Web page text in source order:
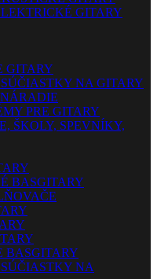
GITARY
GITARY
NA GITARY
PRE GITARY
ŠKOLY, SPEVNÍKY,
BASGITARY
BASGITARY
NA